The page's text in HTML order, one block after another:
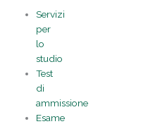
contenuto
Servizi
per
lo
studio
Test
di
ammissione
Esame